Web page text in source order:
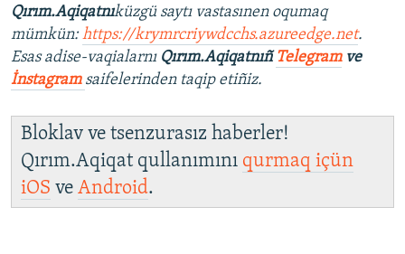
Qırım.Aqiqatnıküzgü saytı vastasınen oqumaq
mümkün:https://krymrcriywdcchs.azureedge.net.
Esas adise-vaqialarnı Qırım.Aqiqatnıñ Telegramve
İnstagram saifelerinden taqip etiñiz.
Bloklav ve tsenzurasız haberler!
Qırım.Aqiqat qullanımını qurmaq içün
iOS ve Android.